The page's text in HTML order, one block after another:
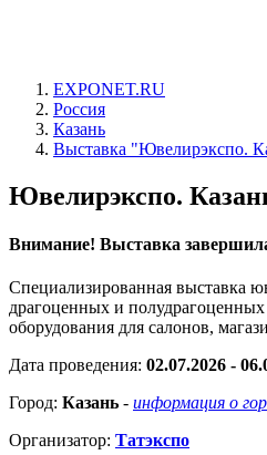
EXPONET.RU
Россия
Казань
Выставка "Ювелирэкспо.
Ювелирэкспо.
Внимание! Выставка
Специализированная выставка
драгоценных и
оборудования для салонов,
Дата проведения: 02.07.2026 -
Город: Казань - информация о
Организатор: Татэкспо